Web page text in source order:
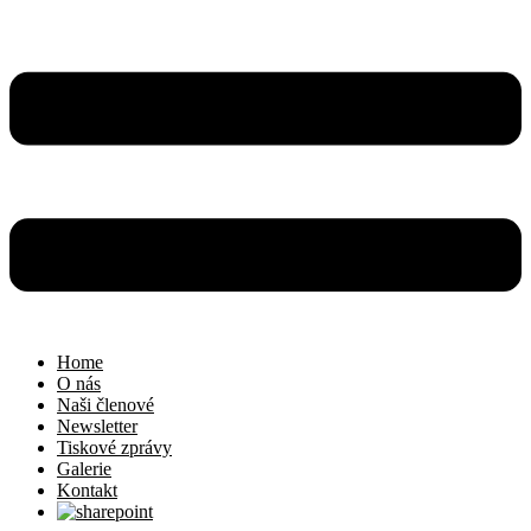
Home
O nás
Naši členové
Newsletter
Tiskové zprávy
Galerie
Kontakt